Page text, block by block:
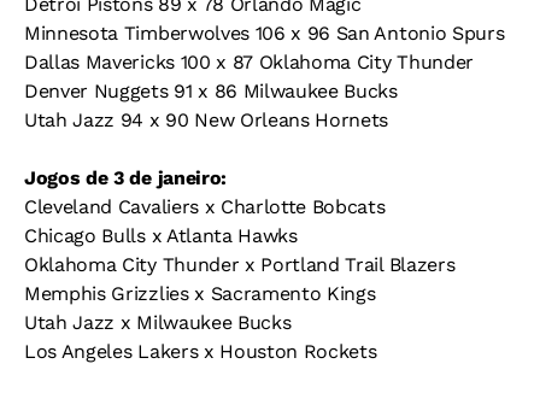
Minnesota Timberwolves 106 x 96 San Antonio Spurs
Dallas Mavericks 100 x 87 Oklahoma City Thunder
Denver Nuggets 91 x 86 Milwaukee Bucks
Utah Jazz 94 x 90 New Orleans Hornets
Jogos de 3 de janeiro:
Cleveland Cavaliers x Charlotte Bobcats
Chicago Bulls x Atlanta Hawks
Oklahoma City Thunder x Portland Trail Blazers
Memphis Grizzlies x Sacramento Kings
Utah Jazz x Milwaukee Bucks
Los Angeles Lakers x Houston Rockets